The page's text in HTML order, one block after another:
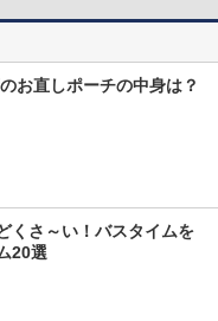
お直しポーチの中身は？
くさ～い！バスタイムを
20選